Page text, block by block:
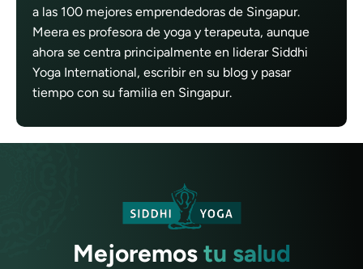
a las 100 mejores emprendedoras de Singapur.
Meera es profesora de yoga y terapeuta, aunque
ahora se centra principalmente en liderar Siddhi
Yoga International, escribir en su blog y pasar
tiempo con su familia en Singapur.
Mejoremostu salud